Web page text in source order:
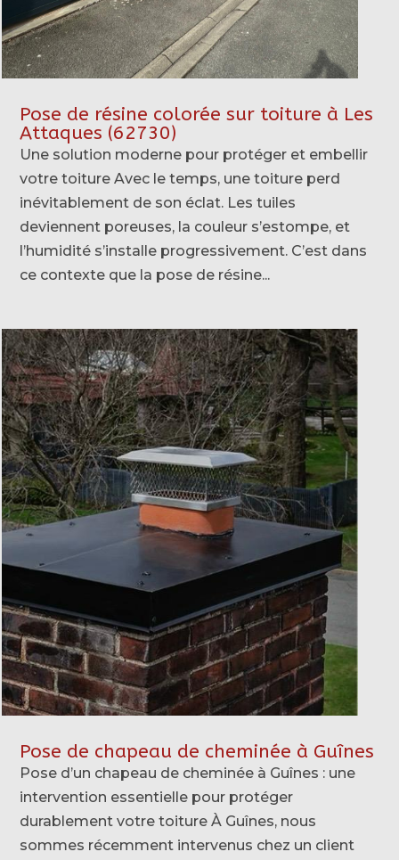
Pose de résine colorée sur toiture à Les
Attaques (62730)
Une solution moderne pour protéger et embellir
votre toiture Avec le temps, une toiture perd
inévitablement de son éclat. Les tuiles
deviennent poreuses, la couleur s’estompe, et
l’humidité s’installe progressivement. C’est dans
ce contexte que la pose de résine...
Pose de chapeau de cheminée à Guînes
Pose d’un chapeau de cheminée à Guînes : une
intervention essentielle pour protéger
durablement votre toiture À Guînes, nous
sommes récemment intervenus chez un client